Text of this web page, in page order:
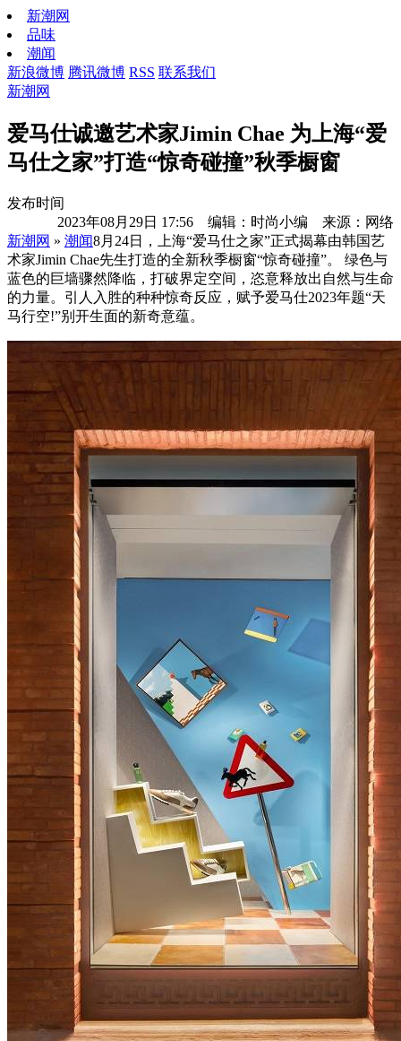
新潮网
品味
潮闻
新浪微博 腾讯微博 RSS 联系我们
新潮网
爱马仕诚邀艺术家Jimin Chae 为上海“爱
马仕之家”打造“惊奇碰撞”秋季橱窗
发布时间
2023年08月29日 17:56 编辑：时尚小编 来源：网络
新潮网 » 潮闻8月24日，上海“爱马仕之家”正式揭幕由韩国艺
术家Jimin Chae先生打造的全新秋季橱窗“惊奇碰撞”。 绿色与
蓝色的巨墙骤然降临，打破界定空间，恣意释放出自然与生命
的力量。引人入胜的种种惊奇反应，赋予爱马仕2023年题“天
马行空!”别开生面的新奇意蕴。